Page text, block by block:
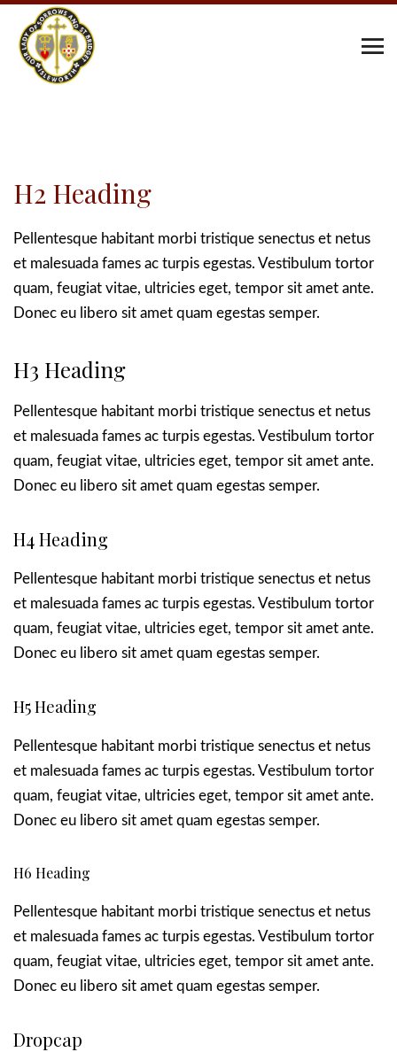
H2 Heading
Pellentesque habitant morbi tristique senectus et netus
et malesuada fames ac turpis egestas. Vestibulum tortor
quam, feugiat vitae, ultricies eget, tempor sit amet ante.
Donec eu libero sit amet quam egestas semper.
H3 Heading
Pellentesque habitant morbi tristique senectus et netus
et malesuada fames ac turpis egestas. Vestibulum tortor
quam, feugiat vitae, ultricies eget, tempor sit amet ante.
Donec eu libero sit amet quam egestas semper.
H4 Heading
Pellentesque habitant morbi tristique senectus et netus
et malesuada fames ac turpis egestas. Vestibulum tortor
quam, feugiat vitae, ultricies eget, tempor sit amet ante.
Donec eu libero sit amet quam egestas semper.
H5 Heading
Pellentesque habitant morbi tristique senectus et netus
et malesuada fames ac turpis egestas. Vestibulum tortor
quam, feugiat vitae, ultricies eget, tempor sit amet ante.
Donec eu libero sit amet quam egestas semper.
H6 Heading
Pellentesque habitant morbi tristique senectus et netus
et malesuada fames ac turpis egestas. Vestibulum tortor
quam, feugiat vitae, ultricies eget, tempor sit amet ante.
Donec eu libero sit amet quam egestas semper.
Dropcap